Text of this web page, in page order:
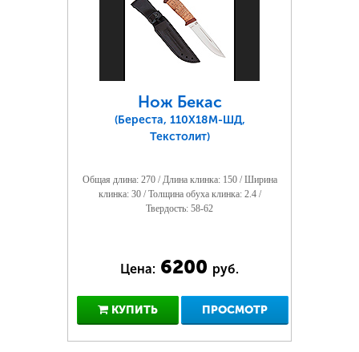
Нож Бекас
(Береста, 110Х18М-ШД,
Текстолит)
Общая длина: 270 / Длина клинка: 150 / Ширина
клинка: 30 / Толщина обуха клинка: 2.4 /
Твердость: 58-62
Цена: 6200 руб.
КУПИТЬ ПРОСМОТР